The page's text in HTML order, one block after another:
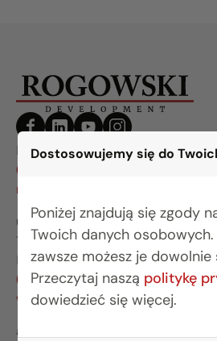
Dostosowujemy się do
Poniżej znajdują się zgody
Twoich danych osobowych.
zawsze możesz je
Przeczytaj naszą politykę
dowiedzieć się więcej.
BIURO BIAŁYSTOK
(85) 749 99 09
ul. Legionowa 28 lok. 202
15-281 Białystok
BIURO WARSZAWA
(22) 642 03 55
al. Wilanowska 67E lok. U5